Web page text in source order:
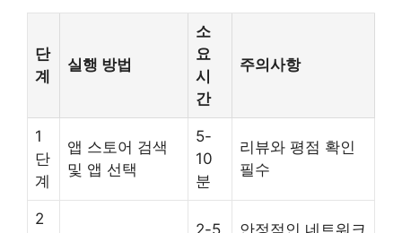
단
계
실행 방법
소
요
시
간
주의사항
1
단
계
앱 스토어 검색
및 앱 선택
5-
10
분
리뷰와 평점 확인
필수
2